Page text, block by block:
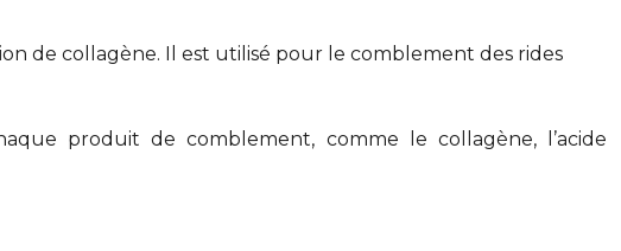
de collagène. Il est utilisé pour le comblement des rides
produit de comblement, comme le collagène, l’acide